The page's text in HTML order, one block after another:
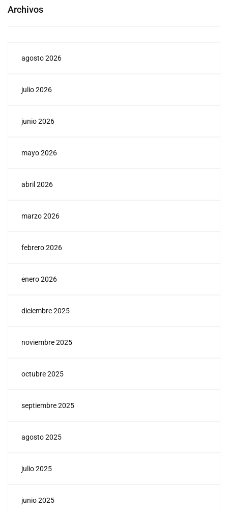
Archivos
agosto 2026
julio 2026
junio 2026
mayo 2026
abril 2026
marzo 2026
febrero 2026
enero 2026
diciembre 2025
noviembre 2025
octubre 2025
septiembre 2025
agosto 2025
julio 2025
junio 2025